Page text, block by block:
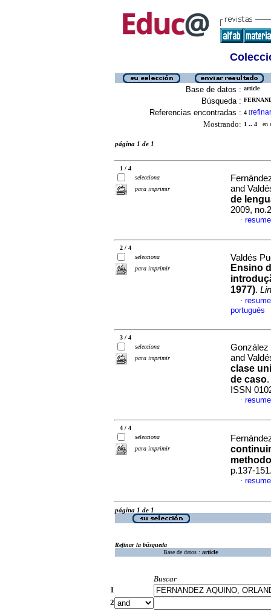
Base de datos : article
Búsqueda :
Referencias encontradas : 4 [refinar
Mostrando: 1 .. 4 en
página 1 de 1
1 / 4
selecciona
para imprimir
and
de
2009,
·
2 / 4
selecciona
para imprimir
Valdés
Ensino
1977).
·
portugués
3 / 4
selecciona
para imprimir
González
and
clase
de caso.
ISSN
·
4 / 4
selecciona
para imprimir
p.137-
·
página 1 de 1
Refinar la búsqueda
Base de datos : article
Buscar
1
2